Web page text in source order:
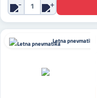
Letna pnevmatika